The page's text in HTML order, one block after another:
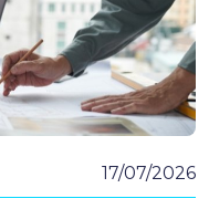
17/07/2026